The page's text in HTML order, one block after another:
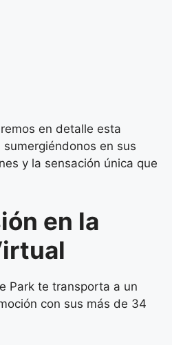
en detalle esta
en sus
y la sensación única que
en la
Park te transporta a un
con sus más de 34